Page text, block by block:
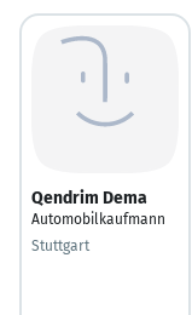
Qendrim Dema
Automobilkaufmann
Stuttgart